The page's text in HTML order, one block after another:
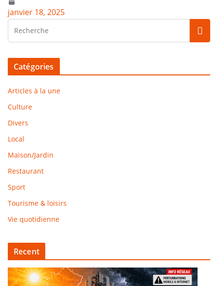
janvier 18, 2025
Catégories
Articles à la une
Culture
Divers
Local
Maison/Jardin
Restaurant
Sport
Tourisme & loisirs
Vie quotidienne
Recent